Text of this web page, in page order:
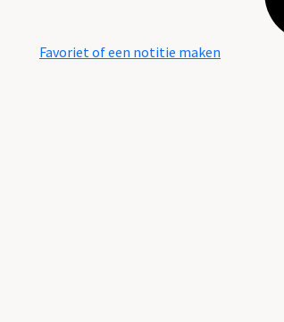
Favoriet of een notitie maken